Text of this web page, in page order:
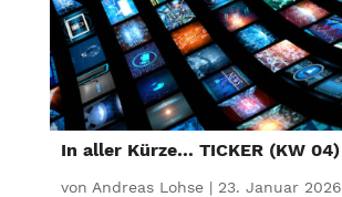
In aller Kürze… TICKER (KW 04)
von Andreas Lohse| 23. Januar 2026